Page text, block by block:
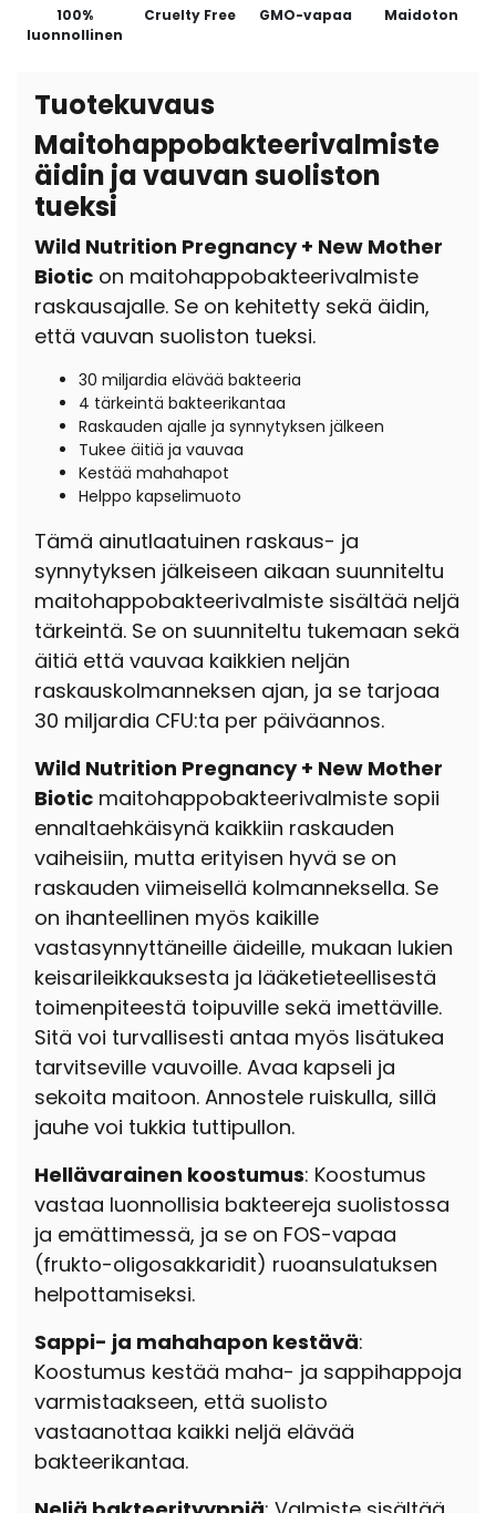
100%
luonnollinen
Cruelty Free GMO-vapaa Maidoton
Tuotekuvaus
Maitohappobakteerivalmiste
äidin ja vauvan suoliston
tueksi
Wild Nutrition Pregnancy + New Mother
Biotic on maitohappobakteerivalmiste
raskausajalle. Se on kehitetty sekä äidin,
että vauvan suoliston tueksi.
30 miljardia elävää bakteeria
4 tärkeintä bakteerikantaa
Raskauden ajalle ja synnytyksen jälkeen
Tukee äitiä ja vauvaa
Kestää mahahapot
Helppo kapselimuoto
Tämä ainutlaatuinen raskaus- ja
synnytyksen jälkeiseen aikaan suunniteltu
maitohappobakteerivalmiste sisältää neljä
tärkeintä. Se on suunniteltu tukemaan sekä
äitiä että vauvaa kaikkien neljän
raskauskolmanneksen ajan, ja se tarjoaa
30 miljardia CFU:ta per päiväannos.
Wild Nutrition Pregnancy + New Mother
Biotic maitohappobakteerivalmiste sopii
ennaltaehkäisynä kaikkiin raskauden
vaiheisiin, mutta erityisen hyvä se on
raskauden viimeisellä kolmanneksella. Se
on ihanteellinen myös kaikille
vastasynnyttäneille äideille, mukaan lukien
keisarileikkauksesta ja lääketieteellisestä
toimenpiteestä toipuville sekä imettäville.
Sitä voi turvallisesti antaa myös lisätukea
tarvitseville vauvoille. Avaa kapseli ja
sekoita maitoon. Annostele ruiskulla, sillä
jauhe voi tukkia tuttipullon.
Hellävarainen koostumus: Koostumus
vastaa luonnollisia bakteereja suolistossa
ja emättimessä, ja se on FOS-vapaa
(frukto-oligosakkaridit) ruoansulatuksen
helpottamiseksi.
Sappi- ja mahahapon kestävä:
Koostumus kestää maha- ja sappihappoja
varmistaakseen, että suolisto
vastaanottaa kaikki neljä elävää
bakteerikantaa.